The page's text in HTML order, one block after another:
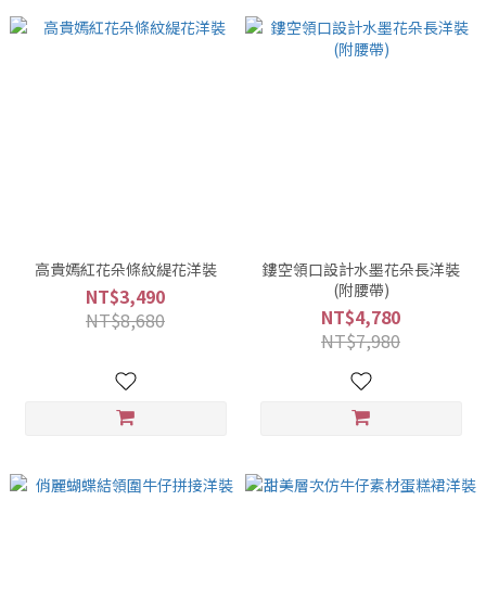
高貴嫣紅花朵條紋緹花洋裝
NT$3,490
NT$8,680
鏤空領口設計水墨花朵長洋裝
(附腰帶)
NT$4,780
NT$7,980